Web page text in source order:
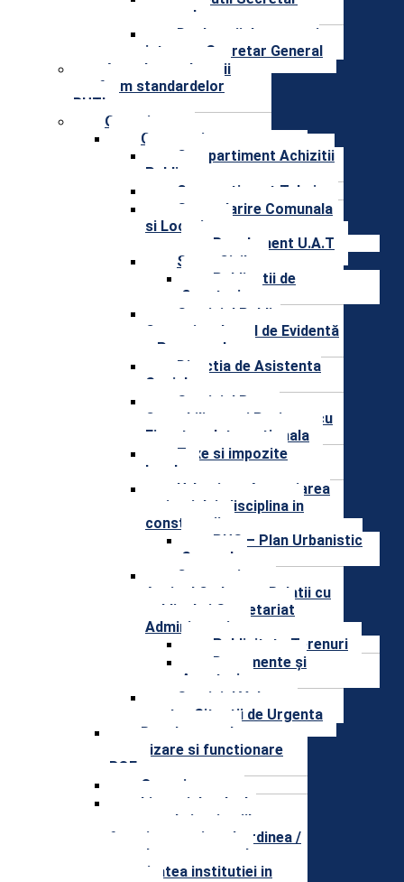
general
Declaratii de avere si
interese Secretar General
Agenda conducerii
conform standardelor
RUTI
Organizare
Compartimente
Compartiment Achizitii
Publice
Compartiment Tehnic
Gospodarire Comunala
si Locativa
Regulament U.A.T
Stare Civila
Publicatii de
Casatorie
Serviciul Public
Comunitar Local de Evidentă
a Persoanelor
Directia de Asistenta
Sociala
Serviciul Buget
Contabilitate si Proiecte cu
Finantare Internationala
Taxe si impozite
locale
Urbanism, Amenajarea
teritoriului, disciplina in
constructii
PUG – Plan Urbanistic
General
Compartiment
Agricol,Cadastru, Relatii cu
publicul si Secretariat
Administrativ
Publicitate Terenuri
Documente și
Anunțuri
Serviciul Voluntar
pentru Situatii de Urgenta
Regulament de
organizare si functionare
ROF
Organigrama
Lista si datele de
contact ale institutiilor care
functionarea in subordinea /
coordonarea sau sub
autoritatea institutiei in